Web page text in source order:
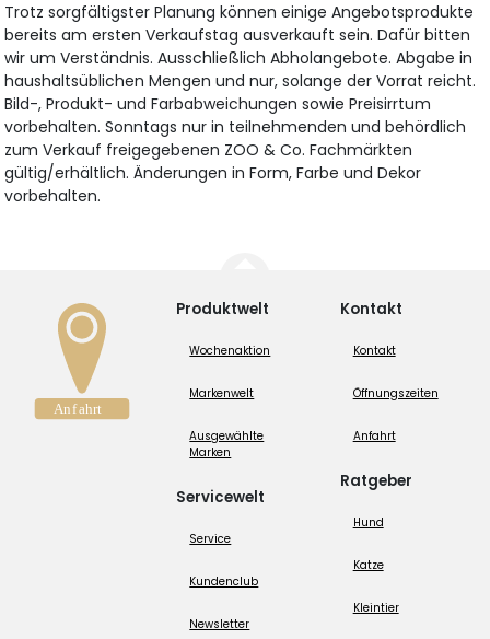
Trotz sorgfältigster Planung können einige Angebotsprodukte
bereits am ersten Verkaufstag ausverkauft sein. Dafür bitten
wir um Verständnis. Ausschließlich Abholangebote. Abgabe in
haushaltsüblichen Mengen und nur, solange der Vorrat reicht.
Bild-, Produkt- und Farbabweichungen sowie Preisirrtum
vorbehalten. Sonntags nur in teilnehmenden und behördlich
zum Verkauf freigegebenen ZOO & Co. Fachmärkten
gültig/erhältlich. Änderungen in Form, Farbe und Dekor
vorbehalten.
Produktwelt
Wochenaktion
Markenwelt
Ausgewählte
Marken
Servicewelt
Service
Kundenclub
Newsletter
Kontakt
Kontakt
Öffnungszeiten
Anfahrt
Ratgeber
Hund
Katze
Kleintier